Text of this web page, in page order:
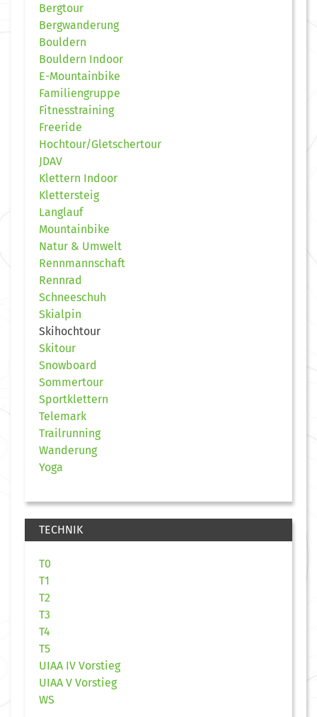
Bergtour
Bergwanderung
Bouldern
Bouldern Indoor
E-Mountainbike
Familiengruppe
Fitnesstraining
Freeride
Hochtour/Gletschertour
JDAV
Klettern Indoor
Klettersteig
Langlauf
Mountainbike
Natur & Umwelt
Rennmannschaft
Rennrad
Schneeschuh
Skialpin
Skihochtour
Skitour
Snowboard
Sommertour
Sportklettern
Telemark
Trailrunning
Wanderung
Yoga
TECHNIK
T0
T1
T2
T3
T4
T5
UIAA IV Vorstieg
UIAA V Vorstieg
WS